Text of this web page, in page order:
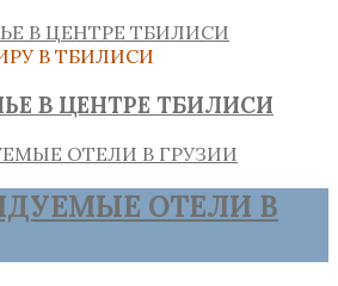
В ТБИЛИСИ
В ЦЕНТРЕ ТБИЛИСИ
ОТЕЛИ В